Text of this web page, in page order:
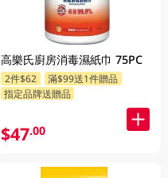
高樂氏廚房消毒濕紙巾 75PC
2件$62
滿$99送1件贈品
指定品牌送贈品
$47.00